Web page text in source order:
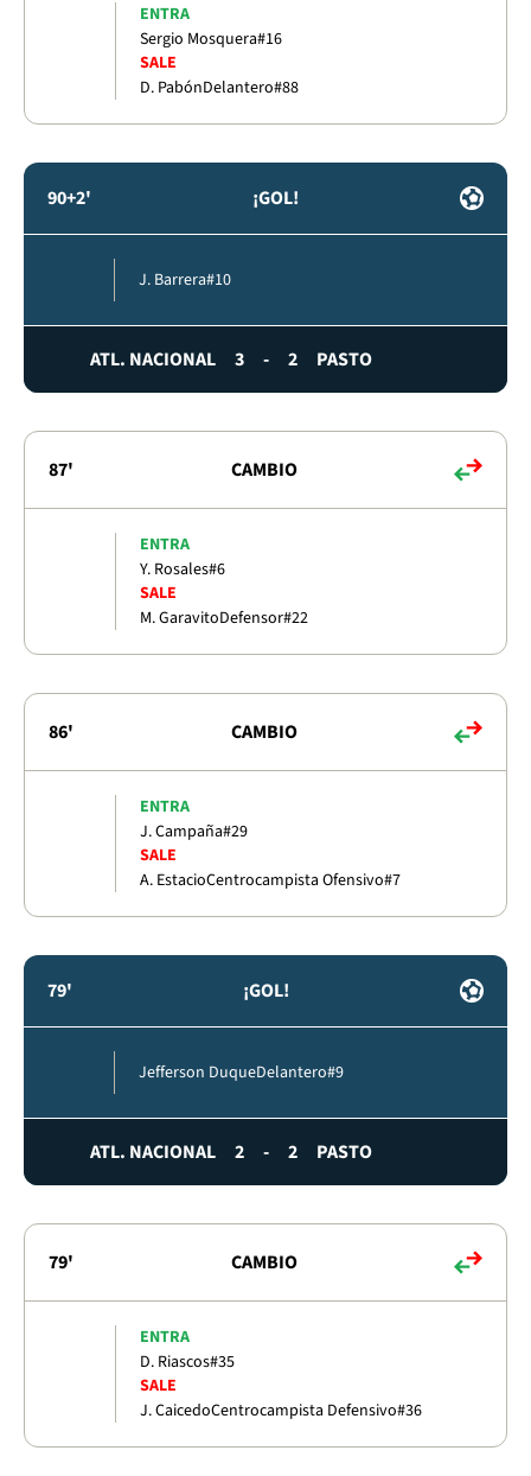
ENTRA
Sergio Mosquera#16
SALE
D. PabónDelantero#88
90+2' ¡GOL!
J. Barrera#10
ATL. NACIONAL 3 - 2 PASTO
87' CAMBIO
ENTRA
Y. Rosales#6
SALE
M. GaravitoDefensor#22
86' CAMBIO
ENTRA
J. Campaña#29
SALE
A. EstacioCentrocampista Ofensivo#7
79' ¡GOL!
Jefferson DuqueDelantero#9
ATL. NACIONAL 2 - 2 PASTO
79' CAMBIO
ENTRA
D. Riascos#35
SALE
J. CaicedoCentrocampista Defensivo#36